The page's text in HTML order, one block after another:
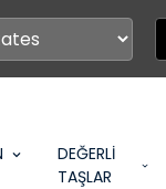
DEĞERLİ
TAŞLAR